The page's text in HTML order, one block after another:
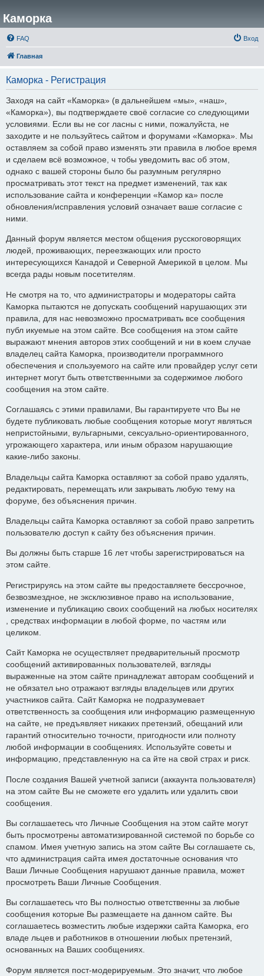
Каморка
FAQ Вход
Главная
Каморка - Регистрация
Заходя на сайт «Каморка» (в дальнейшем «мы», «наш»,
«Каморка»), вы подтверждаете своё согласие со следующими
условиями. Если вы не сог ласны с ними, пожалуйста, не
заходите и не пользуйтесь сайтом и форумами «Каморка». Мы
оставляем за собой право изменять эти правила в любое время
и сделаем всё возможное, ч тобы уведомить вас об этом,
однако с вашей стороны было бы разумным регулярно
просматривать этот текст на предмет изменений, так как
использование сайта и конференции «Камор ка» после
обновления/исправления условий означает ваше согласие с
ними.
Данный форум является местом общения русскоговорящих
людей, проживающих, переезжающих или просто
интересующихся Канадой и Северной Америкой в целом. Мы
всегда рады новым посетителям.
Не смотря на то, что администраторы и модераторы сайта
Каморка пытаются не допускать сообщений нарушающих эти
правила, для нас невозможно просматривать все сообщения
публ икуемые на этом сайте. Все сообщения на этом сайте
выражают мнения авторов этих сообщений и ни в коем случае
владелец сайта Каморка, производители программного
обеспечения и спользуемого на сайте или провайдер услуг сети
интернет могут быть ответственными за содержимое любого
сообщения на этом сайте.
Соглашаясь с этими правилами, Вы гарантируете что Вы не
будете публиковать любые сообщения которые могут являться
непристойными, вульгарными, сексуально-ориентированного,
угрожающего характера, или иным образом нарушающие
какие-либо законы.
Владельцы сайта Каморка оставляют за собой право удалять,
редактировать, перемещать или закрывать любую тему на
форуме, без объяснения причин.
Владельцы сайта Каморка оставляют за собой право запретить
пользователю доступ к сайту без объяснения причин.
Вы должны быть старше 16 лет чтобы зарегистрироваться на
этом сайте.
Регистрируясь на этом сайте вы предоставляете бессрочное,
безвозмездное, не эксклюзивное право на использование,
изменение и публикацию своих сообщений на любых носителях
, средствах информации в любой форме, по частям или
целиком.
Сайт Каморка не осуществляет предварительный просмотр
сообщений активированных пользователей, взгляды
выраженные на этом сайте принадлежат авторам сообщений и
не обязател ьно отражают взгляды владельцев или других
участников сайта. Сайт Каморка не подразумевает
ответственность за сообщения или информацию размещенную
на сайте, не предъявляет никаких претензий, обещаний или
гарантий относительно точности, пригодности или полноту
любой информации в сообщениях. Используйте советы и
информацию, представленную на са йте на свой страх и риск.
После создания Вашей учетной записи (аккаунта пользователя)
на этом сайте Вы не сможете его удалить или удалить свои
сообщения.
Вы соглашаетесь что Личные Сообщения на этом сайте могут
быть просмотрены автоматизированной системой по борьбе со
спамом. Имея учетную запись на этом сайте Вы соглашаете сь,
что администрация сайта имея достаточные основания что
Ваши Личные Сообщения нарушают данные правила, может
просмотреть Ваши Личные Сообщения.
Вы соглашаетесь что Вы полностью ответственны за любые
сообщения которые Вы размещаете на данном сайте. Вы
соглашаетесь возместить любые издержки сайта Каморка, его
владе льцев и работников в отношении любых претензий,
основанных на Ваших сообщениях.
Форум является пост-модерируемым. Это значит, что любое